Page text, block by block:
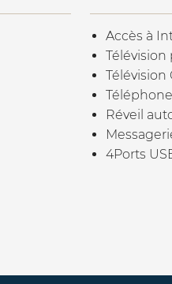
Accès à
Télévision
Télévision
Réveil
4Ports